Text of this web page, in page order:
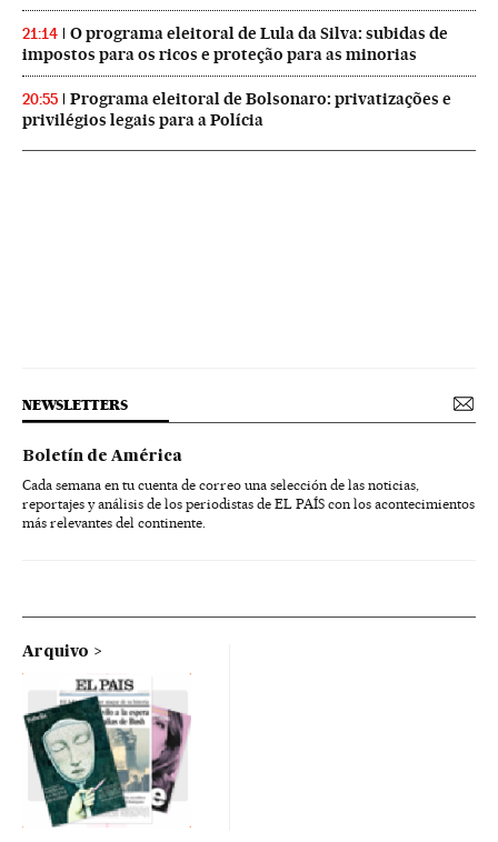
21:14
O programa eleitoral de Lula da Silva: subidas de
impostos para os ricos e proteção para as minorias
20:55
Programa eleitoral de Bolsonaro: privatizações e
privilégios legais para a Polícia
NEWSLETTERS
Boletín de América
Cada semana en tu cuenta de correo una selección de las noticias,
reportajes y análisis de los periodistas de EL PAÍS con los acontecimientos
más relevantes del continente.
Arquivo